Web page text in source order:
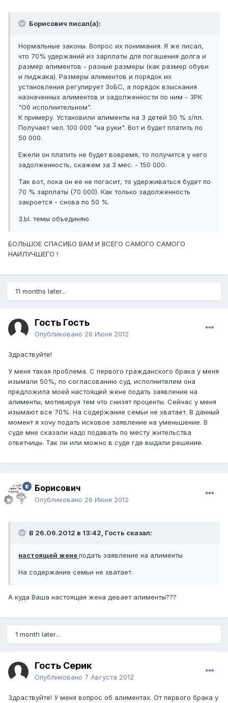
Борисович писал(а):
Нормальные законы. Вопрос их понимания. Я же писал,
что 70% удержаний из зарплаты для погашения долга и
размер алиментов - разные размеры (как размер обуви
и пиджака). Размеры алиментов и порядок их
установления регулирует ЗоБС, а порядок взыскания
назначенных алиментов и задолженности по ним - ЗРК
"Об исполнительном".
К примеру. Установили алименты на 3 детей 50 % з/пл.
Получает чел. 100 000 "на руки". Вот и будет платить по
50 000.
Ежели он платить не будет вовремя, то получится у него
задолженность, скажем за 3 мес. - 150 000.
Так вот, пока он ее не погасит, то удерживаться будет по
70 % зарплаты (70 000). Как только задолженность
закроется - снова по 50 %.
З.Ы. темы объединяю
БОЛЬШОЕ СПАСИБО ВАМ И ВСЕГО САМОГО САМОГО
НАИЛУЧШЕГО !
11 months later...
Гость Гость
Опубликовано 26 Июня 2012
Здраствуйте!
У меня такая проблема. С первого гражданского брака у меня
изымали 50%, по согласованию суд. исполнителем она
предложила моей настоящей жене подать заявление на
алименты, мотивируя тем что снизят проценты. Сейчас у меня
изымают все 70%. На содержание семьи не хватает. В данный
момент я хочу подать исковое заявление на уменьшение. В
суде мне сказали надо подавать по месту жительства
ответчицы. Так ли или можно в суде где выдали решение.
Борисович
Опубликовано 26 Июня 2012
В 26.06.2012 в 13:42, Гость сказал:
настоящей женеподать заявление на алименты
На содержание семьи не хватает.
А куда Ваша настоящая жена девает алименты???
1 month later...
Гость Серик
Опубликовано 7 Августа 2012
Здраствуйте! У меня вопрос об алиментах. От первого брака у